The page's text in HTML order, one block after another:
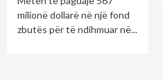
milionë dollarë në një fond
zbutës për të ndihmuar në...